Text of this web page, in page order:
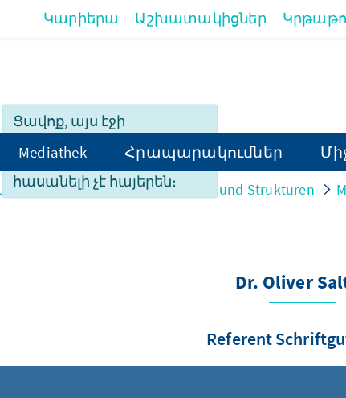
Ցավոք, այս էջի
ամբողջությամբ
հասանելի չէ հայերեն։
Կարիերա Աշխատակիցներ
Mediathek Հրապարակումներ
Organisation Personen und Strukturen
Dr. Oliver
Referent